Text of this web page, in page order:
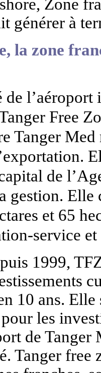
Zone
générer à
la zone
Free
Tanger
de
gestion.
et 65
service
1999,
10 ans. Elle
les
de Tanger
Tanger free